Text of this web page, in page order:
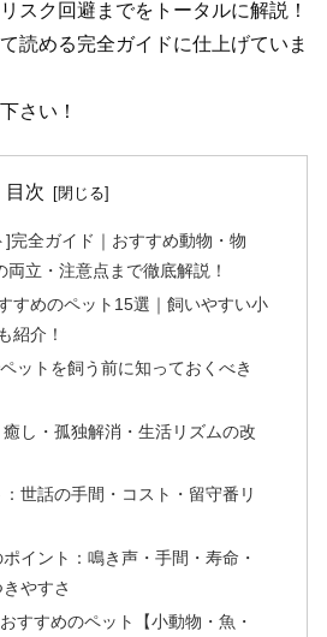
スク回避までをトータルに解説！
読める完全ガイドに仕上げていま
さい！
目次
完全ガイド｜おすすめ動物・物
立・注意点まで徹底解説！
すめのペット15選｜飼いやすい小
紹介！
ットを飼う前に知っておくべき
癒し・孤独解消・生活リズムの改
世話の手間・コスト・留守番リ
イント：鳴き声・手間・寿命・
やすさ
すすめのペット【小動物・魚・